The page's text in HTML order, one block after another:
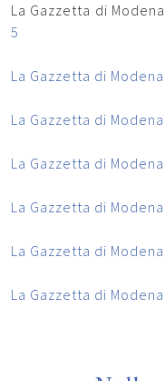
La Gazzetta di
5
La Gazzetta di
La Gazzetta di
La Gazzetta di
La Gazzetta di
La Gazzetta di
La Gazzetta di